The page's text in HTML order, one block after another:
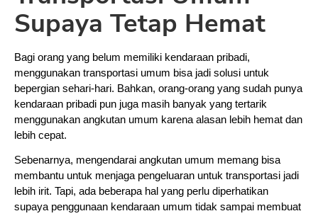
Supaya Tetap Hemat
Bagi orang yang belum memiliki kendaraan pribadi,
menggunakan transportasi umum bisa jadi solusi untuk
bepergian sehari-hari. Bahkan, orang-orang yang sudah punya
kendaraan pribadi pun juga masih banyak yang tertarik
menggunakan angkutan umum karena alasan lebih hemat dan
lebih cepat.
Sebenarnya, mengendarai angkutan umum memang bisa
membantu untuk menjaga pengeluaran untuk transportasi jadi
lebih irit. Tapi, ada beberapa hal yang perlu diperhatikan
supaya penggunaan kendaraan umum tidak sampai membuat